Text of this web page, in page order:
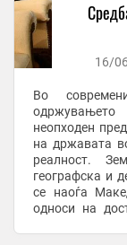
16/
Во
неопходен
на државата
реалност.
географска и
се наоѓа
односи на